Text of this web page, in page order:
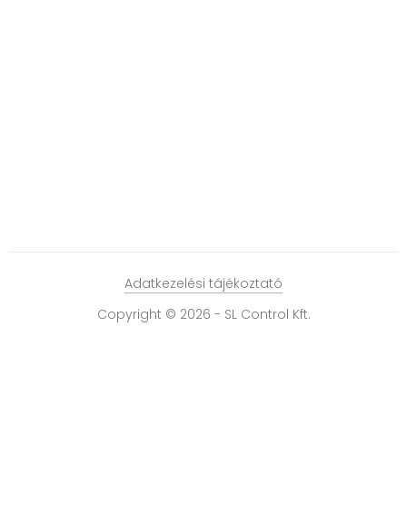
Copyright © 2026 - SL Control Kft.
Adatkezelési tájékoztató